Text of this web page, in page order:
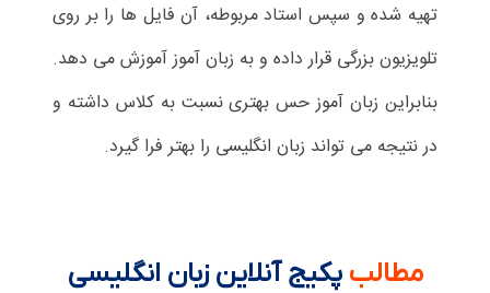
تهیه شده و سپس استاد مربوطه، آن فایل ها را بر روی
تلویزیون بزرگی قرار داده و به زبان آموز آموزش می دهد.
بنابراین زبان آموز حس بهتری نسبت به کلاس داشته و
در نتیجه می تواند زبان انگلیسی را بهتر فرا گیرد.
مطالبپکیج آنلاین زبان انگلیسی